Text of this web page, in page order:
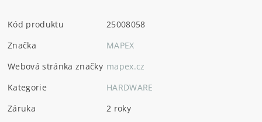
Kód produktu
25008058
Značka
MAPEX
Webová stránka značky mapex.cz
Kategorie
HARDWARE
Záruka
2 roky